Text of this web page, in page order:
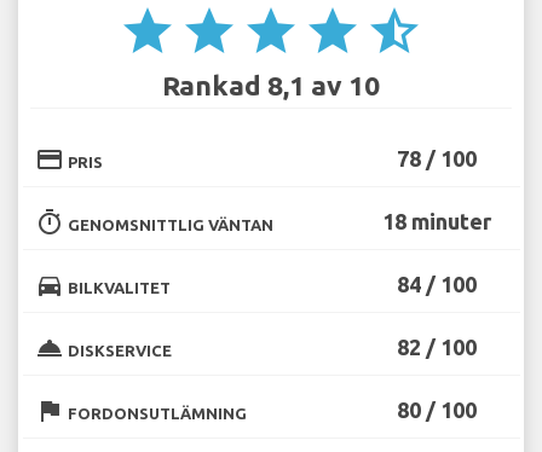
star star star star star_half
Rankad 8,1 av 10
credit_card PRIS 78 / 100
timer GENOMSNITTLIG VÄNTAN 18 minuter
directions_car BILKVALITET 84 / 100
room_service DISKSERVICE 82 / 100
flag FORDONSUTLÄMNING 80 / 100